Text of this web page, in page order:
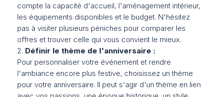
compte la capacité d'accueil, l'aménagement intérieur,
les équipements disponibles et le budget. N'hésitez
pas à visiter plusieurs péniches pour comparer les
offres et trouver celle qui vous convient le mieux.
Définir le thème de l'anniversaire :
Pour personnaliser votre événement et rendre
l'ambiance encore plus festive, choisissez un thème
pour votre anniversaire. Il peut s'agir d'un thème en lien